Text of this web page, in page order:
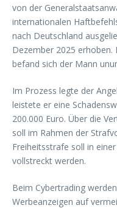
von der
internationalen
nach Deutschland
Dezember 2025
befand sich der Mann
Im Prozess legte der
leistete er eine
200.000 Euro. Über die
soll im Rahmen der
Freiheitsstrafe soll in
vollstreckt werden.
Beim Cybertrading
Werbeanzeigen auf